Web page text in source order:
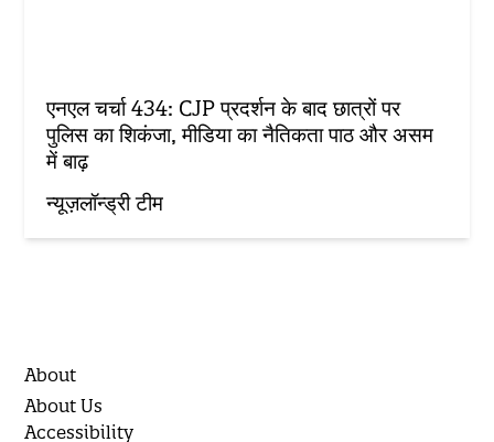
एनएल चर्चा 434: CJP प्रदर्शन के बाद छात्रों पर
पुलिस का शिकंजा, मीडिया का नैतिकता पाठ और असम
में बाढ़
न्यूज़लॉन्ड्री टीम
About
About Us
Accessibility